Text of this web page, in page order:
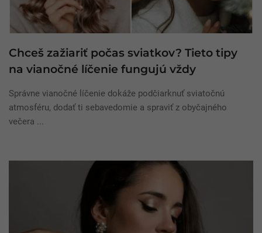
Chceš zažiariť počas sviatkov? Tieto tipy
na vianočné líčenie fungujú vždy
Správne vianočné líčenie dokáže podčiarknuť sviatočnú
atmosféru, dodať ti sebavedomie a spraviť z obyčajného
večera ...